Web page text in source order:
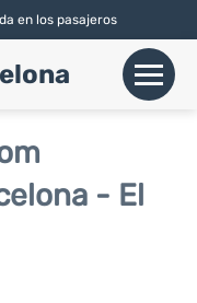
en los pasajeros
- El